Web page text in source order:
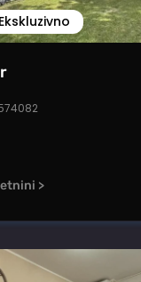
Ekskluzivno
>